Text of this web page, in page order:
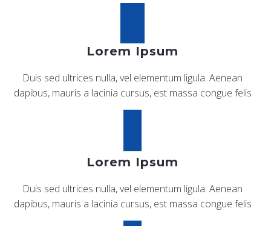
Lorem Ipsum
Duis sed ultrices nulla, vel elementum ligula. Aenean
dapibus, mauris a lacinia cursus, est massa congue felis
Lorem Ipsum
Duis sed ultrices nulla, vel elementum ligula. Aenean
dapibus, mauris a lacinia cursus, est massa congue felis